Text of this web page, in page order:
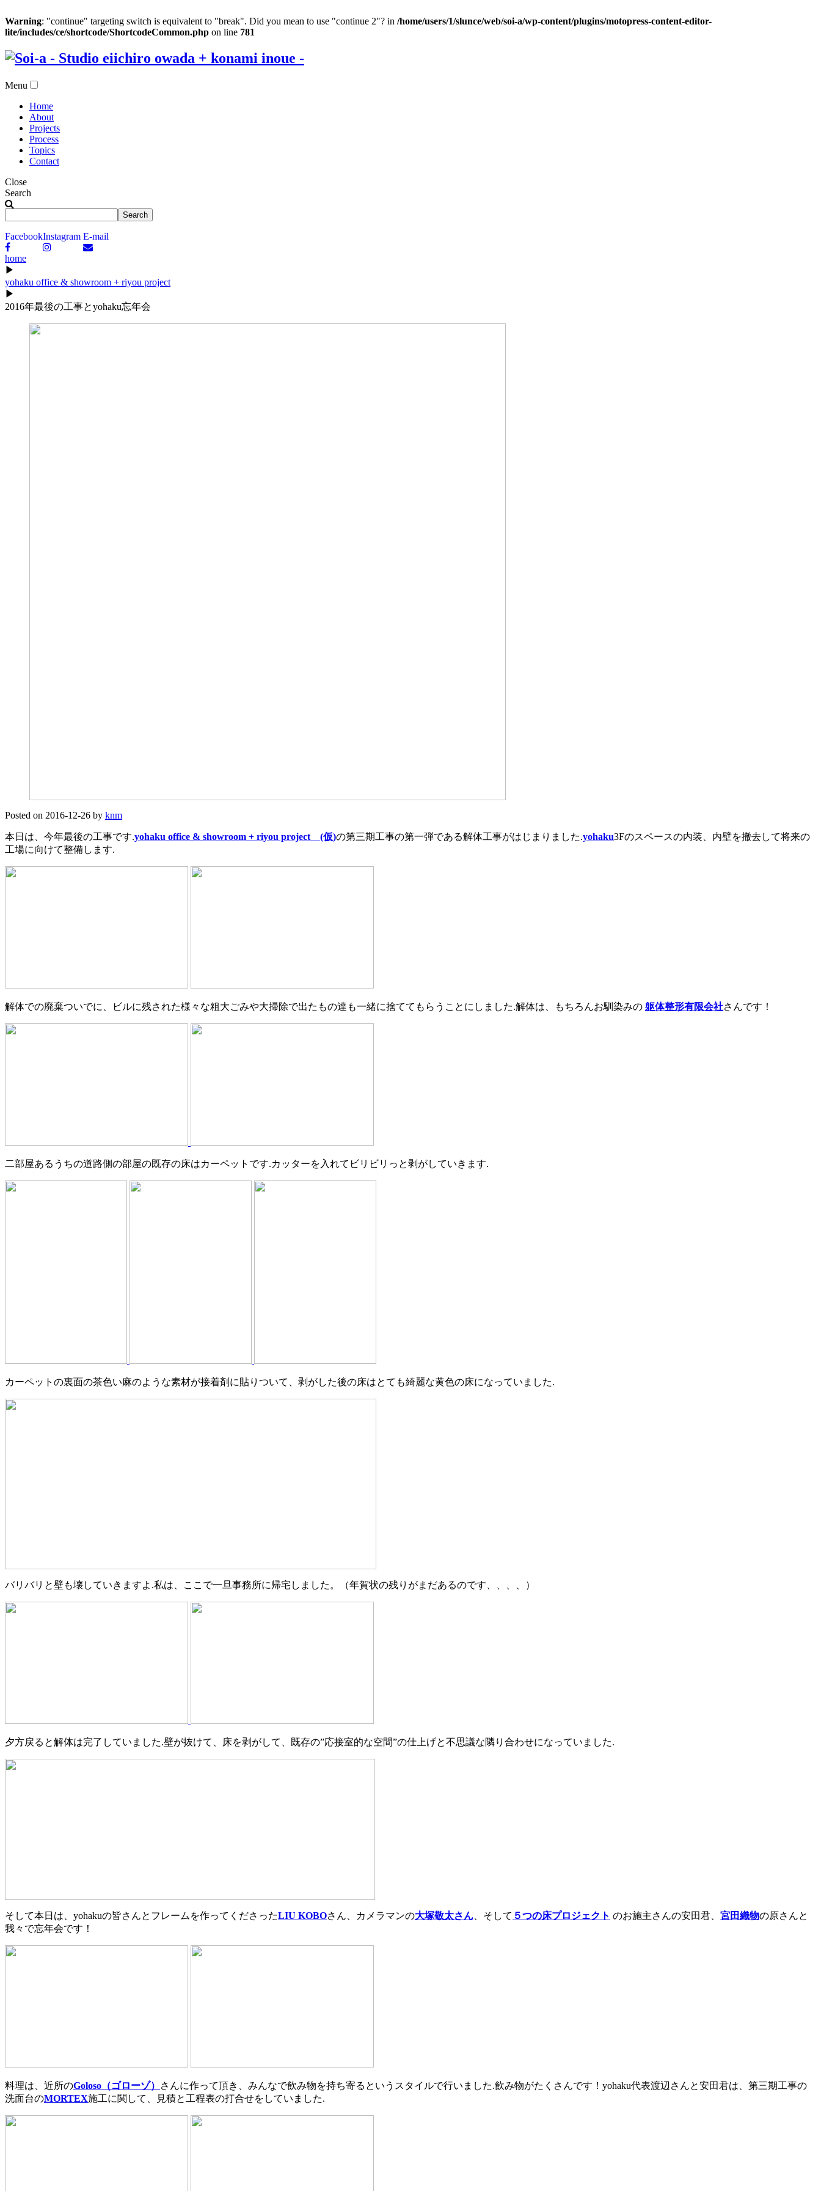
Warning: "continue" targeting switch is equivalent to "break". Did you mean to use "continue 2"? in /home/users/1/slunce/web/soi-a/wp-content/plugins/motopress-content-editor-
lite/includes/ce/shortcode/ShortcodeCommon.php on line 781
Menu
Home
About
Projects
Process
Topics
Contact
Close
Search
FacebookInstagram E-mail
home
▶
yohaku office & showroom + riyou project
▶
2016年最後の工事とyohaku忘年会
Posted on 2016-12-26 by knm
本日は、今年最後の工事です.yohaku office & showroom + riyou project (仮)の第三期工事の第一弾である解体工事がはじまりました.yohaku3Fのスペースの内装、内壁を撤去して将来の
工場に向けて整備します.
解体での廃棄ついでに、ビルに残された様々な粗大ごみや大掃除で出たもの達も一緒に捨ててもらうことにしました.解体は、もちろんお馴染みの 躯体整形有限会社さんです！
二部屋あるうちの道路側の部屋の既存の床はカーペットです.カッターを入れてビリビリっと剥がしていきます.
カーペットの裏面の茶色い麻のような素材が接着剤に貼りついて、剥がした後の床はとても綺麗な黄色の床になっていました.
バリバリと壁も壊していきますよ.私は、ここで一旦事務所に帰宅しました。（年賀状の残りがまだあるのです、、、、）
夕方戻ると解体は完了していました.壁が抜けて、床を剥がして、既存の”応接室的な空間”の仕上げと不思議な隣り合わせになっていました.
そして本日は、yohakuの皆さんとフレームを作ってくださったLIU KOBOさん、カメラマンの大塚敬太さん 、そして ５つの床プロジェクト のお施主さんの安田君、 宮田織物の原さんと
我々で忘年会です！
料理は、近所のGoloso（ゴローゾ）
さんに作って頂き、みんなで飲み物を持ち寄るというスタイルで行いました.飲み物がたくさんです！yohaku代表渡辺さんと安田君は、第三期工事の
洗面台のMORTEX施工に関して、見積と工程表の打合せをしていました.